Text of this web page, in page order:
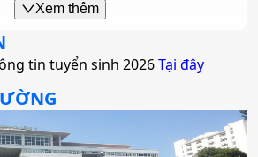
Xem thêm
tin tuyển sinh 2026Tại đây